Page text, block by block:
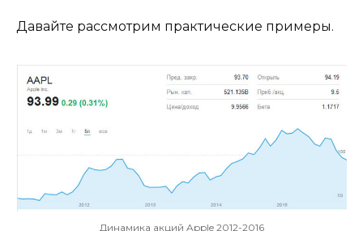
Давайте рассмотрим практические примеры.
Динамика акций Apple 2012-2016